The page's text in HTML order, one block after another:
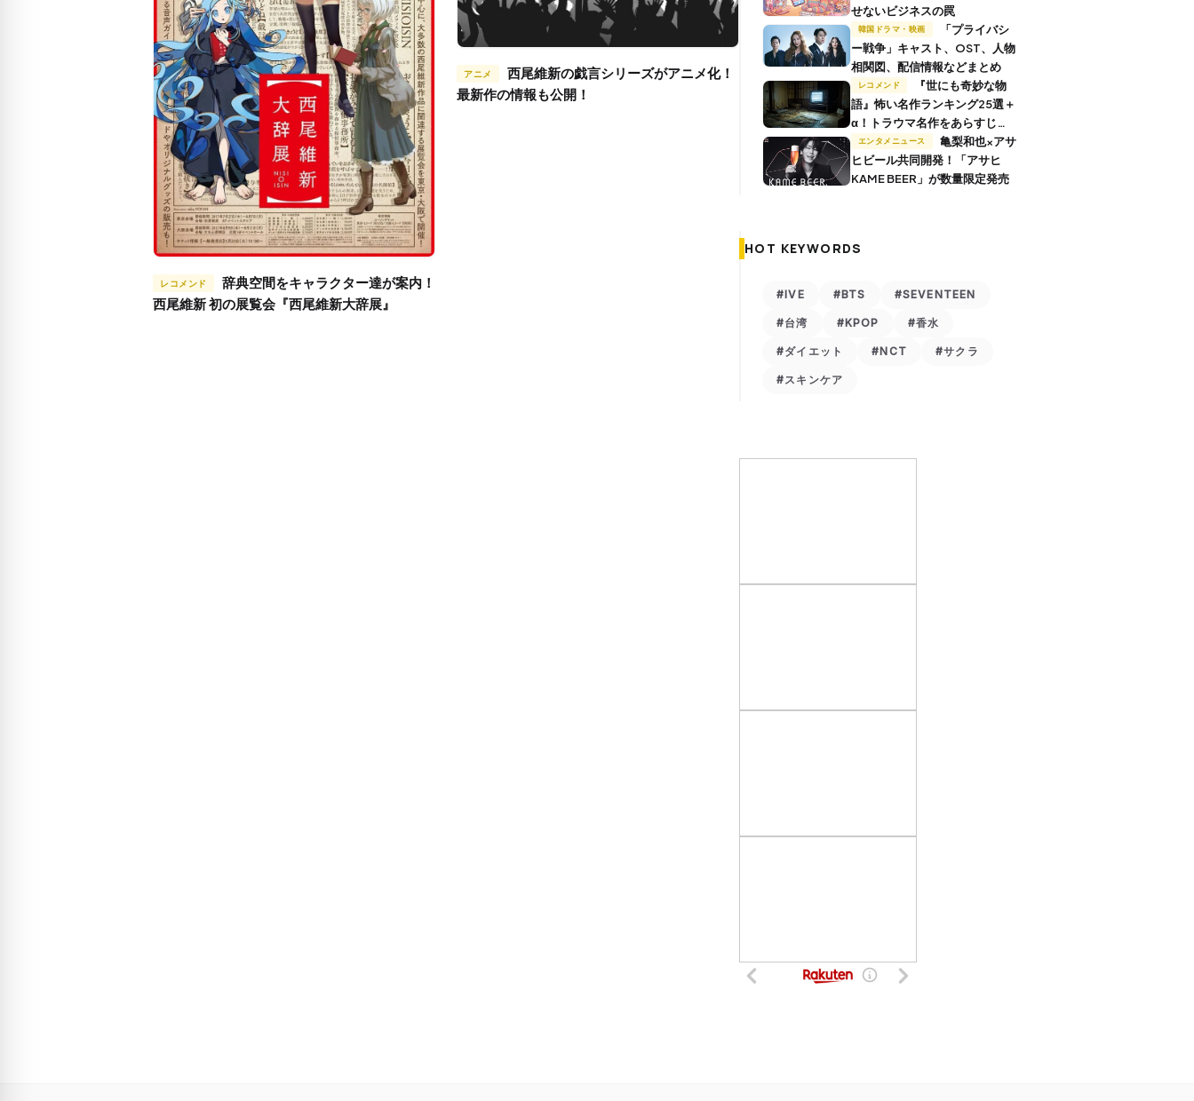
レコメンド
西尾維新 初の展覧会『西尾維新大辞展』
アニメ
最新作の情報も公開！
せないビジネスの罠
韓国ドラマ・映画
ー戦争」キャスト、OST、人物
相関図、配信情報などまとめ
レコメンド
語』怖い名作ランキング25選＋
α！トラウマ名作をあらすじ付
きで解説
エンタメニュース
ヒビール共同開発！「アサヒ
KAME BEER」が数量限定発売
HOT KEYWORDS
#IVE #BTS #SEVENTEEN
#台湾 #KPOP #香水
#ダイエット #NCT #サクラ
#スキンケア